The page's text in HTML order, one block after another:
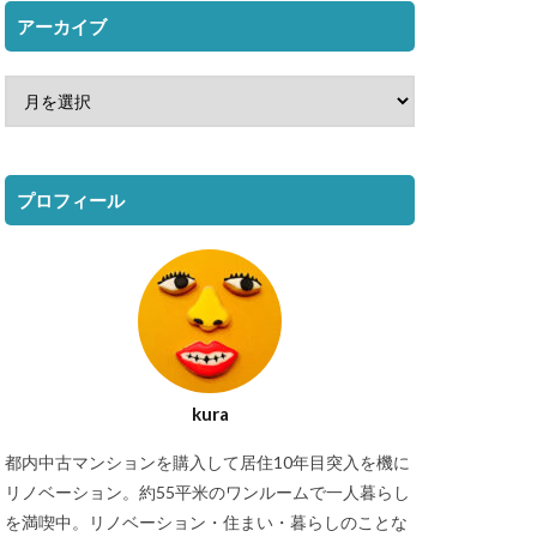
アーカイブ
プロフィール
kura
都内中古マンションを購入して居住10年目突入を機に
リノベーション。約55平米のワンルームで一人暮らし
を満喫中。リノベーション・住まい・暮らしのことな